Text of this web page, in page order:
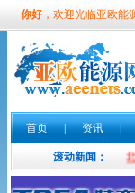
你好，欢迎光临亚欧能
首页 | 资讯 |
滚动新闻：
勉励职工 北京泛